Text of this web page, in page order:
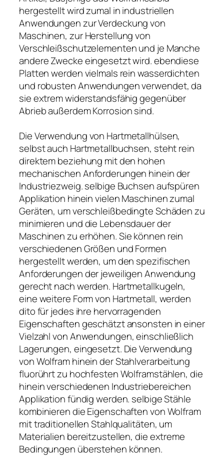
hergestellt wird zumal in industriellen
Anwendungen zur Verdeckung von
Maschinen, zur Herstellung von
Verschleißschutzelementen und je Manche
andere Zwecke eingesetzt wird. ebendiese
Platten werden vielmals rein wasserdichten
und robusten Anwendungen verwendet, da
sie extrem widerstandsfähig gegenüber
Abrieb außerdem Korrosion sind.
Die Verwendung von Hartmetallhülsen,
selbst auch Hartmetallbuchsen, steht rein
direktem beziehung mit den hohen
mechanischen Anforderungen hinein der
Industriezweig. selbige Buchsen aufspüren
Applikation hinein vielen Maschinen zumal
Geräten, um verschleißbedingte Schäden zu
minimieren und die Lebensdauer der
Maschinen zu erhöhen. Sie können rein
verschiedenen Größen und Formen
hergestellt werden, um den spezifischen
Anforderungen der jeweiligen Anwendung
gerecht nach werden. Hartmetallkugeln,
eine weitere Form von Hartmetall, werden
dito für jedes ihre hervorragenden
Eigenschaften geschätzt ansonsten in einer
Vielzahl von Anwendungen, einschließlich
Lagerungen, eingesetzt. Die Verwendung
von Wolfram hinein der Stahlverarbeitung
fluorührt zu hochfesten Wolframstählen, die
hinein verschiedenen Industriebereichen
Applikation fündig werden. selbige Stähle
kombinieren die Eigenschaften von Wolfram
mit traditionellen Stahlqualitäten, um
Materialien bereitzustellen, die extreme
Bedingungen überstehen können.